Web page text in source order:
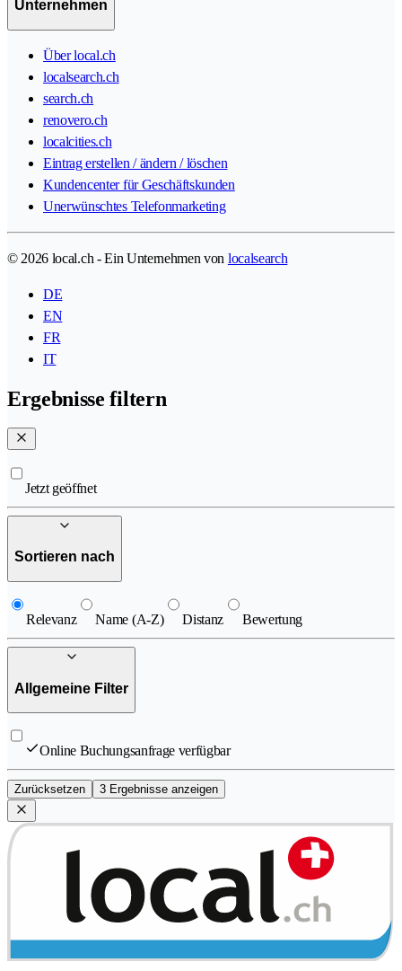
Unternehmen
Über local.ch
localsearch.ch
search.ch
renovero.ch
localcities.ch
Eintrag erstellen / ändern / löschen
Kundencenter für Geschäftskunden
Unerwünschtes Telefonmarketing
© 2026 local.ch - Ein Unternehmen von localsearch
DE
EN
FR
IT
Ergebnisse filtern
Jetzt geöffnet
Sortieren nach
Relevanz Name (A-Z) Distanz Bewertung
Allgemeine Filter
Online Buchungsanfrage verfügbar
Zurücksetzen 3 Ergebnisse anzeigen